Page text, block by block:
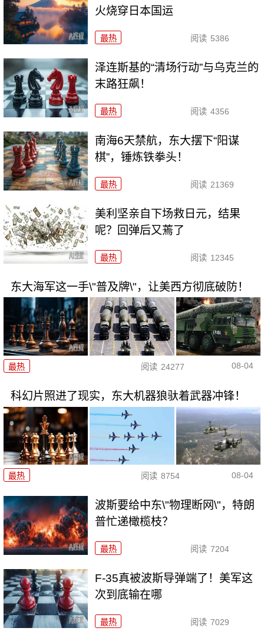
火烧穿日本国运
最热 阅读 5386
泽连斯基的“清场行动”与乌克兰的
末路狂飙！
最热 阅读 4356
南海6天禁航，东大摆下“阳谋
棋”，锤炼铁拳头！
最热 阅读 21369
美利坚亲自下场救日元，结果
呢？回弹后又蔫了
最热 阅读 12345
东大海军这一手\"普及牌\"，让美西方彻底破防！
最热 阅读 24277 08-04
科幻片照进了现实，东大机器狼驮着武器冲锋！
最热 阅读 8754 08-04
波斯要给中东\"物理断网\"，特朗
普忙递橄榄枝？
最热 阅读 7204
F-35真被波斯导弹端了！美军这
次到底输在哪
最热 阅读 7029